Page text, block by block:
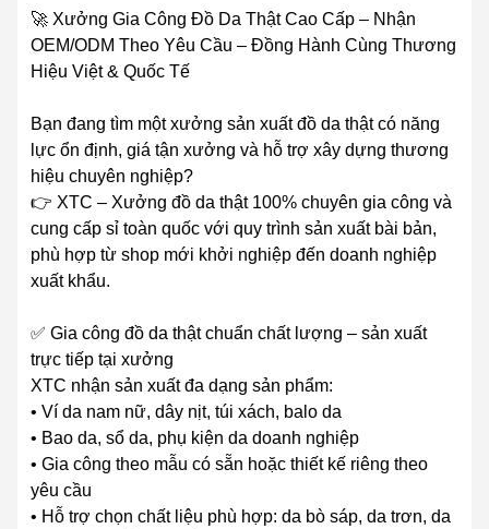
🚀 Xưởng Gia Công Đồ Da Thật Cao Cấp – Nhận
OEM/ODM Theo Yêu Cầu – Đồng Hành Cùng Thương
Hiệu Việt & Quốc Tế
Bạn đang tìm một xưởng sản xuất đồ da thật có năng
lực ổn định, giá tận xưởng và hỗ trợ xây dựng thương
hiệu chuyên nghiệp?
👉 XTC – Xưởng đồ da thật 100% chuyên gia công và
cung cấp sỉ toàn quốc với quy trình sản xuất bài bản,
phù hợp từ shop mới khởi nghiệp đến doanh nghiệp
xuất khẩu.
✅ Gia công đồ da thật chuẩn chất lượng – sản xuất
trực tiếp tại xưởng
XTC nhận sản xuất đa dạng sản phẩm:
• Ví da nam nữ, dây nịt, túi xách, balo da
• Bao da, sổ da, phụ kiện da doanh nghiệp
• Gia công theo mẫu có sẵn hoặc thiết kế riêng theo
yêu cầu
• Hỗ trợ chọn chất liệu phù hợp: da bò sáp, da trơn, da